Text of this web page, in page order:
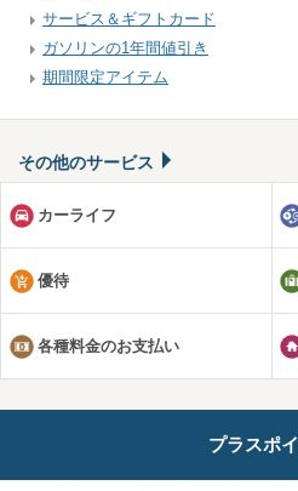
サービス＆ギフトカード
ガソリンの1年間値引き
期間限定アイテム
その他のサービス
カーライフ
優待
各種料金のお支払い
プラスポ